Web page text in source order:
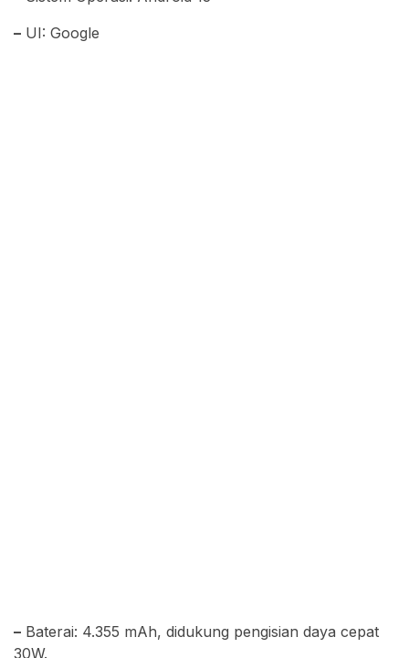
– UI: Google
– Baterai: 4.355 mAh, didukung pengisian daya cepat
30W.